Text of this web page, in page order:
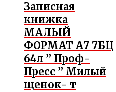
Записная
книжка
МАЛЫЙ
ФОРМАТ А7 7БЦ
64л ” Проф-
Пресс ” Милый
щенок- т